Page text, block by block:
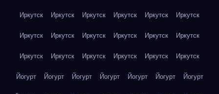
Иркутск Иркутск Иркутск Иркутск Иркутск Иркутск
Иркутск Иркутск Иркутск Иркутск Иркутск Иркутск
Иркутск Иркутск Иркутск Иркутск Иркутск Иркутск
Йогурт Йогурт Йогурт Йогурт Йогурт Йогурт Йогурт